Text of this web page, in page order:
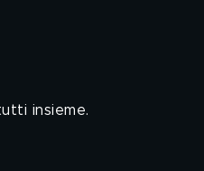
insieme.